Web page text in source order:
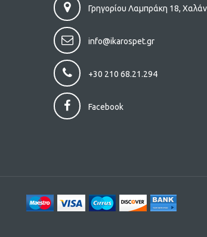
Γρηγορίου Λαμπράκη 18,
info@ikarospet.gr
+30 210 68.21.294
Facebook